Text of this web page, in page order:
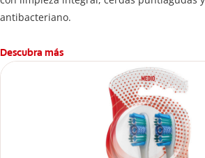
antibacteriano.
Descubra más